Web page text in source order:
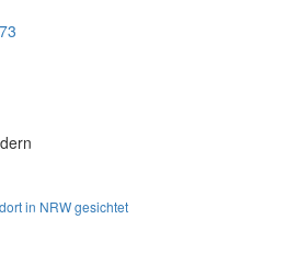
in NRW gesichtet